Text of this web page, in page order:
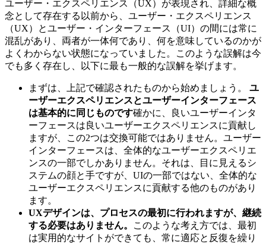
ユーザー・エクスペリエンス（UX）が表現され、詳細な概
念として存在する以前から、ユーザー・エクスペリエンス
（UX）とユーザー・インターフェース（UI）の間には常に
混乱があり、両者が一体何であり、何を意味しているのかが
よくわからない状態になっていました。このような誤解は今
でも多く存在し、以下に最も一般的な誤解を挙げます。
まずは、上記で確認されたものから始めましょう。 ユ
ーザーエクスペリエンスとユーザーインターフェース
は基本的に同じものです確かに、良いユーザーインタ
ーフェースは良いユーザーエクスペリエンスに貢献し
ますが、この2つは交換可能ではありません。ユーザー
インターフェースは、全体的なユーザーエクスペリエ
ンスの一部でしかありません。それは、目に見えるシ
ステムの顔と手ですが、UIの一部ではない、全体的な
ユーザーエクスペリエンスに貢献する他のものがあり
ます。
UXデザインは、プロセスの最初に行われますが、継続
する必要はありません。
このような考え方では、最初
は実用的なサイトができても、常に適応と反復を繰り